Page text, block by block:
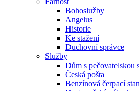
Bohoslužby
Angelus
Historie
Ke stažení
Duchovní správce
Služby
Dům s pečovatelskou
Česká pošta
Benzínová čerpací